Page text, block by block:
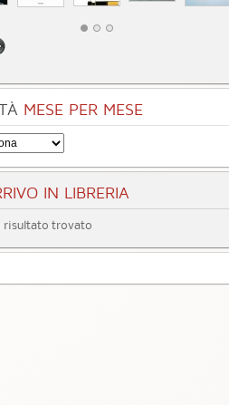
MESE PER MESE
IN LIBRERIA
risultato trovato